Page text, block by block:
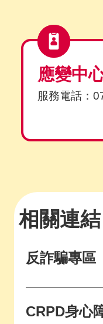
應變中
服務電話：
相關連結
反詐騙專區
CRPD身心